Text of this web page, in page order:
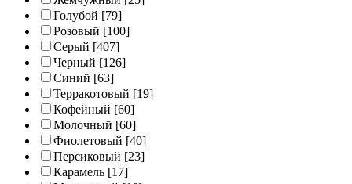
Голубой [79]
Розовый [100]
Серый [407]
Черный [126]
Синий [63]
Терракотовый [19]
Кофейный [60]
Молочный [60]
Фиолетовый [40]
Персиковый [23]
Карамель [17]